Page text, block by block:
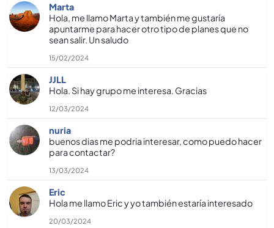
Marta
Hola, me llamo Marta y también me gustarí­a
apuntarme para hacer otro tipo de planes que no
sean salir. Un saludo
15/02/2024
JJLL
Hola. Si hay grupo me interesa. Gracias
12/03/2024
nuria
buenos dias me podria interesar, como puedo hacer
para contactar?
13/03/2024
Eric
Hola me llamo Eric y yo también estarí­a interesado
20/03/2024